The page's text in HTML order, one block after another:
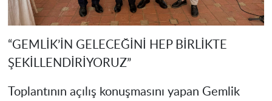
“GEMLİK’İN GELECEĞİNİ HEP BİRLİKTE
ŞEKİLLENDİRİYORUZ”
Toplantının açılış konuşmasını yapan Gemlik